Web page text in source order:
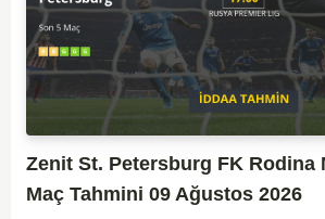
Zenit St. Petersburg FK Rodina
Maç Tahmini 09 Ağustos 2026